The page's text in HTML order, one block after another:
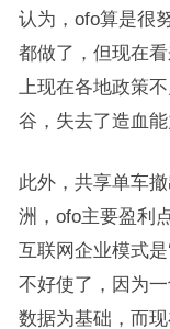
认为，ofo算是很
都做了，但现在
上现在各地政策
谷，失去了造血能
此外，共享单车
洲，ofo主要盈利
互联网企业模式是
不好使了，因为一
数据为基础，而